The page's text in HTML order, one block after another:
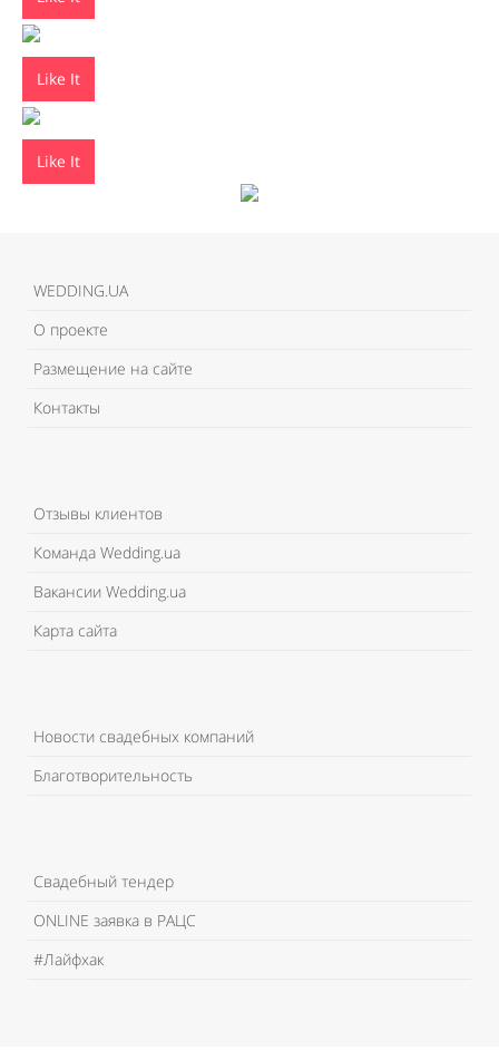
Like It
Like It
WEDDING.UA
О проекте
Размещение на сайте
Контакты
Отзывы клиентов
Команда Wedding.ua
Вакансии Wedding.ua
Карта сайта
Новости свадебных компаний
Благотворительность
Свадебный тендер
ONLINE заявка в РАЦС
#Лайфхак